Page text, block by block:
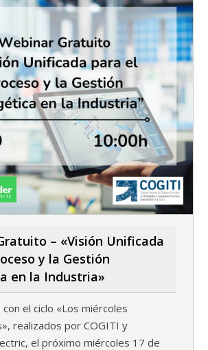
– «Visión Unificada
y la Gestión
en la Industria»
con el ciclo «Los miércoles
realizados por COGITI y
el próximo miércoles 17 de